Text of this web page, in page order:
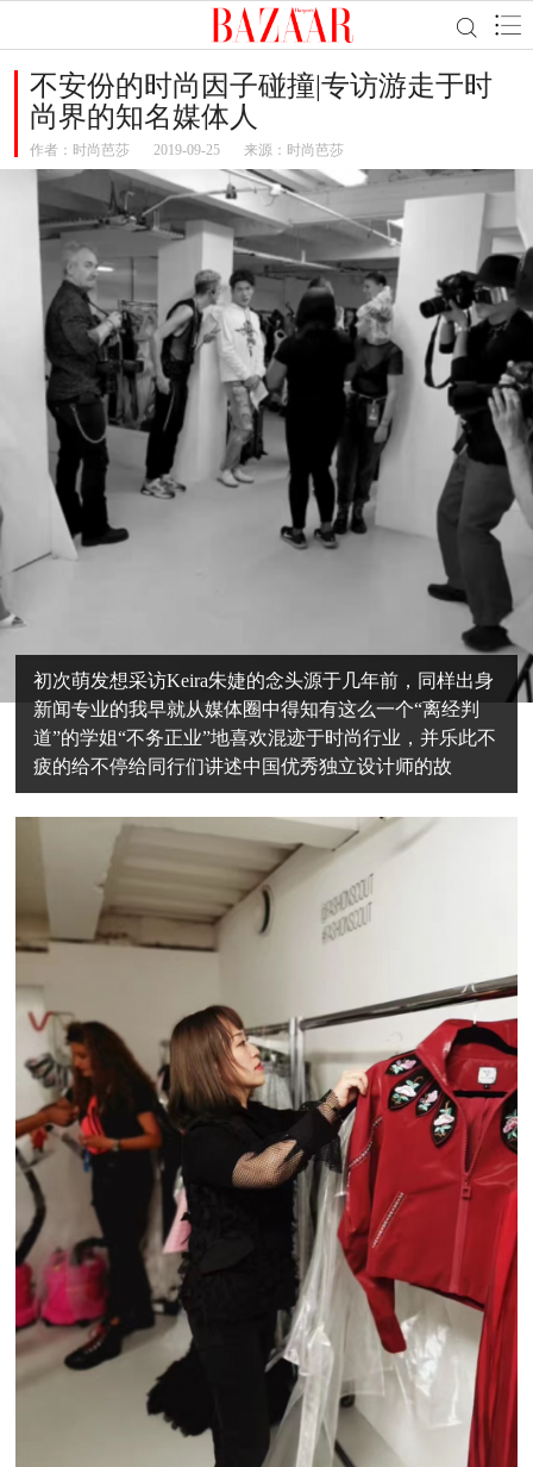
不安份的时尚因子碰撞|专访游走于时
尚界的知名媒体人
作者： 时尚芭莎 2019-09-25 来源：时尚芭莎
初次萌发想采访Keira朱婕的念头源于几年前，同样出身
新闻专业的我早就从媒体圈中得知有这么一个“离经判
道”的学姐“不务正业”地喜欢混迹于时尚行业，并乐此不
疲的给不停给同行们讲述中国优秀独立设计师的故